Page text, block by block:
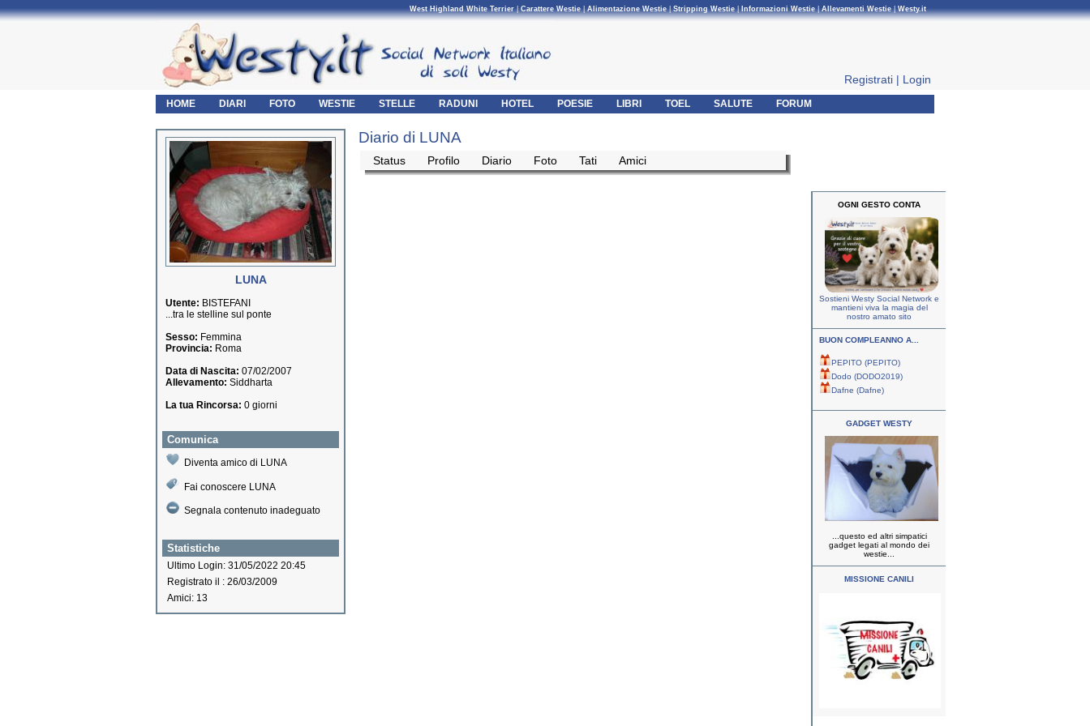
West Highland White Terrier|Carattere Westie|Alimentazione Westie|Stripping Westie| Informazioni Westie|Allevamenti Westie|Westy.it
Registrati | Login
HOME DIARI FOTO WESTIE STELLE RADUNI HOTEL POESIE LIBRI TOEL SALUTE FORUM
LUNA
Utente: BISTEFANI
...tra le stelline sul ponte
Sesso: Femmina
Provincia: Roma
Data di Nascita: 07/02/2007
Allevamento: Siddharta
La tua Rincorsa: 0 giorni
Comunica
Diventa amico di LUNA
Fai conoscere LUNA
Segnala contenuto inadeguato
Statistiche
Ultimo Login: 31/05/2022 20:45
Registrato il : 26/03/2009
Amici: 13
Diario di LUNA
Status Profilo Diario Foto Tati Amici
OGNI GESTO CONTA
Sostieni Westy Social Network e
mantieni viva la magia del
nostro amato sito
BUON COMPLEANNO A...
PEPITO (PEPITO)
Dodo (DODO2019)
Dafne (Dafne)
GADGET WESTY
...questo ed altri simpatici
gadget legati al mondo dei
westie...
MISSIONE CANILI